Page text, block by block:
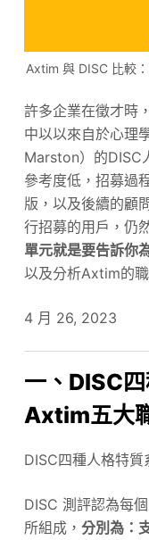
Axtim 與 DISC 比較
許多企業在徵才時
中以以來自於心理
Marston）的DISC
參考度低，招募過
版，以及後續的顧
行招募的用戶，仍
單元就是要告訴你
以及分析Axtim的職
4 月 26, 2023
一、DISC
Axtim五大
DISC四種人格特質
DISC 測評認為每
所組成， 分別為：